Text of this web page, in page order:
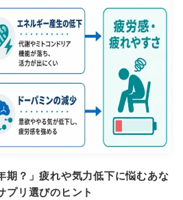
期？」疲れや気力低下に悩むあな
プリ選びのヒント